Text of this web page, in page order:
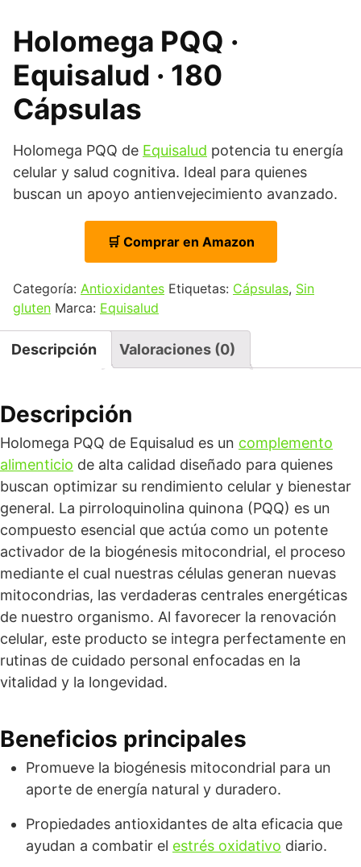
Holomega PQQ ·
Equisalud · 180
Cápsulas
Holomega PQQ de Equisalud potencia tu energía
celular y salud cognitiva. Ideal para quienes
buscan un apoyo antienvejecimiento avanzado.
🛒 Comprar en Amazon
Categoría: Antioxidantes Etiquetas: Cápsulas, Sin
gluten Marca: Equisalud
Descripción Valoraciones (0)
Descripción
Holomega PQQ de Equisalud es un complemento
alimenticio de alta calidad diseñado para quienes
buscan optimizar su rendimiento celular y bienestar
general. La pirroloquinolina quinona (PQQ) es un
compuesto esencial que actúa como un potente
activador de la biogénesis mitocondrial, el proceso
mediante el cual nuestras células generan nuevas
mitocondrias, las verdaderas centrales energéticas
de nuestro organismo. Al favorecer la renovación
celular, este producto se integra perfectamente en
rutinas de cuidado personal enfocadas en la
vitalidad y la longevidad.
Beneficios principales
Promueve la biogénesis mitocondrial para un
aporte de energía natural y duradero.
Propiedades antioxidantes de alta eficacia que
ayudan a combatir el estrés oxidativo diario.